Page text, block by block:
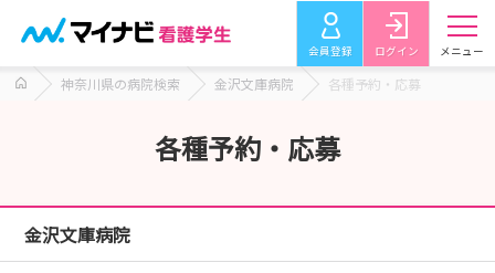
会員登録 ログイン メニュー
神奈川県の病院検索 金沢文庫病院 各種予約・応募
各種予約・応募
金沢文庫病院